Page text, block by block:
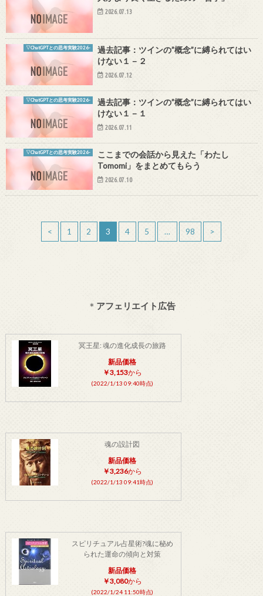
2026.07.13
▽ChatGPTとの思考実験2026-
過去記事：ツインの”概念”に縛られてはい
けない１－２
2026.07.12
▽ChatGPTとの思考実験2026-
過去記事：ツインの”概念”に縛られてはい
けない１－１
2026.07.11
▽ChatGPTとの思考実験2026-
ここまでの会話から見えた「わたし
Tomomi」をまとめてもらう
2026.07.10
< 1 2 3 4 5 … 98 >
＊ アフェリエイト広告
冥王星: 魂の進化成長の旅路
新品価格
￥3,153から
(2022/1/13 09:40時点)
魂の設計図
新品価格
￥3,236から
(2022/1/13 09:41時点)
スピリチュアル占星術?魂に秘め
られた運命の傾向と対策
新品価格
￥3,080から
(2022/1/24 11:50時点)